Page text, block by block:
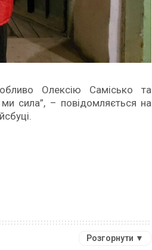
Олексію Самісько та
ми сила”, – повідомляється на
Розгорнути ▼